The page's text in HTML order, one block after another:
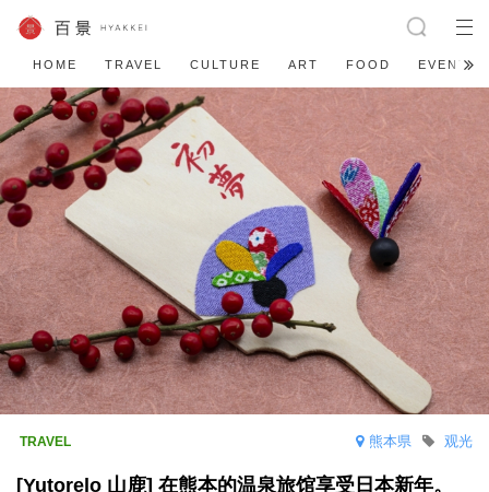
HOME TRAVEL CULTURE ART FOOD EVENT
熊本県 观光
[Yutorelo 山鹿] 在熊本的温泉旅馆享受日本新年。